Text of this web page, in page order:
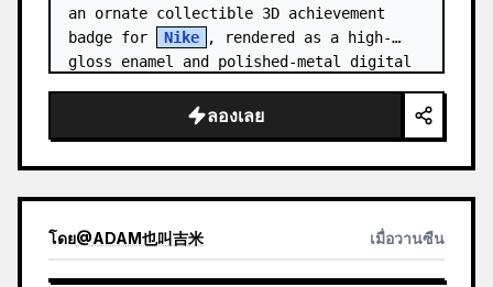
an ornate collectible 3D achievement
badge for
Nike
, rendered as a high-
gloss enamel and polished-metal digital
Canvas: Wide 16:9 white stu…
ลองเลย
โดย@ADAM也叫吉米 เมื่อวานซืน